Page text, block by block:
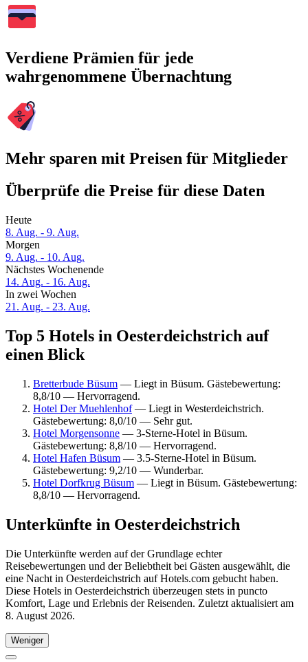
Verdiene Prämien für jede
wahrgenommene Übernachtung
Mehr sparen mit Preisen für Mitglieder
Überprüfe die Preise für diese Daten
Heute
8. Aug. - 9. Aug.
Morgen
9. Aug. - 10. Aug.
Nächstes Wochenende
14. Aug. - 16. Aug.
In zwei Wochen
21. Aug. - 23. Aug.
Top 5 Hotels in Oesterdeichstrich auf
einen Blick
Bretterbude Büsum — Liegt in Büsum. Gästebewertung:
8,8/10 — Hervorragend.
Hotel Der Muehlenhof— Liegt in Westerdeichstrich.
Gästebewertung: 8,0/10 — Sehr gut.
Hotel Morgensonne — 3-Sterne-Hotel in Büsum.
Gästebewertung: 8,8/10 — Hervorragend.
Hotel Hafen Büsum — 3.5-Sterne-Hotel in Büsum.
Gästebewertung: 9,2/10 — Wunderbar.
Hotel Dorfkrug Büsum — Liegt in Büsum. Gästebewertung:
8,8/10 — Hervorragend.
Unterkünfte in Oesterdeichstrich
Die Unterkünfte werden auf der Grundlage echter
Reisebewertungen und der Beliebtheit bei Gästen ausgewählt, die
eine Nacht in Oesterdeichstrich auf Hotels.com gebucht haben.
Diese Hotels in Oesterdeichstrich überzeugen stets in puncto
Komfort, Lage und Erlebnis der Reisenden. Zuletzt aktualisiert am
8. August 2026.
Weniger